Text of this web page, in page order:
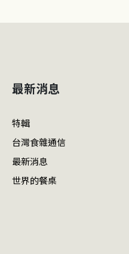
最新消息
特輯
台灣食雜通信
最新消息
世界的餐桌